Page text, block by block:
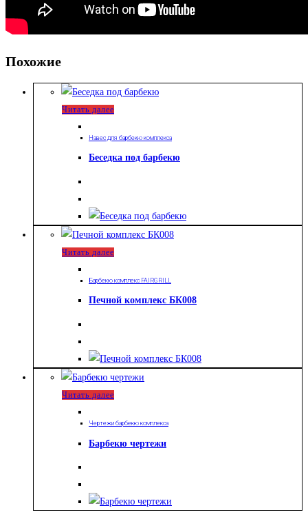
Похожие
Читать далее
Навес для барбекю комплекса
Беседка под барбекю
Читать далее
Барбекю комплекс FAIRGRILL
Печной комплекс БК008
Читать далее
Чертежи барбекю комплекса
Барбекю чертежи